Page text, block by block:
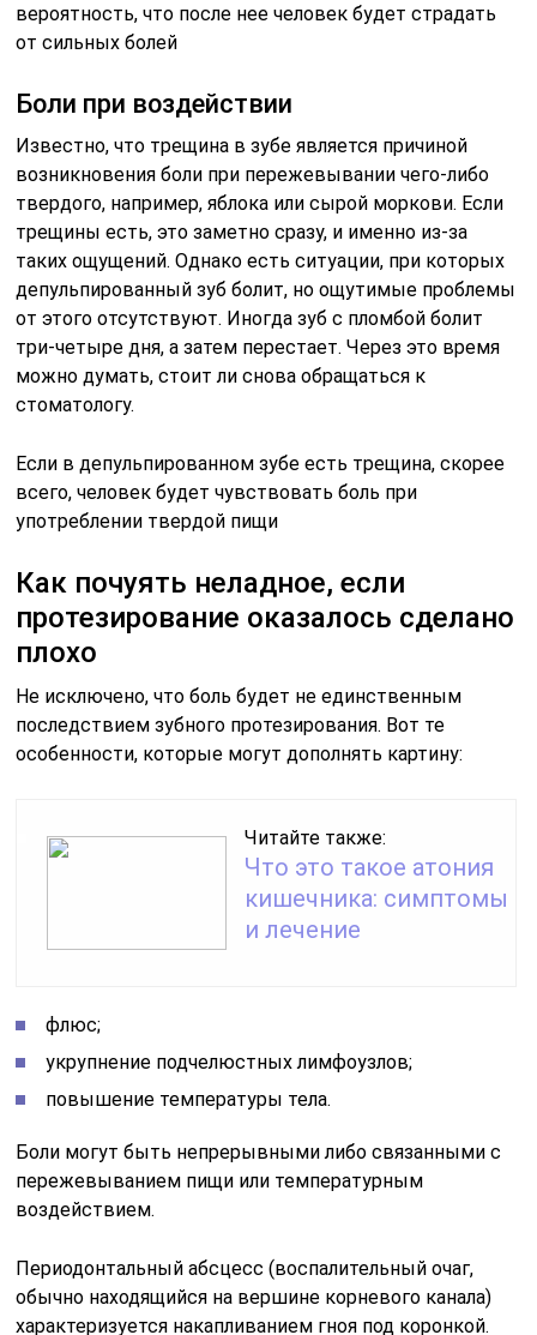
вероятность, что после нее человек будет страдать
от сильных болей
Боли при воздействии
Известно, что трещина в зубе является причиной
возникновения боли при пережевывании чего-либо
твердого, например, яблока или сырой моркови. Если
трещины есть, это заметно сразу, и именно из-за
таких ощущений. Однако есть ситуации, при которых
депульпированный зуб болит, но ощутимые проблемы
от этого отсутствуют. Иногда зуб с пломбой болит
три-четыре дня, а затем перестает. Через это время
можно думать, стоит ли снова обращаться к
стоматологу.
Если в депульпированном зубе есть трещина, скорее
всего, человек будет чувствовать боль при
употреблении твердой пищи
Как почуять неладное, если
протезирование оказалось сделано
плохо
Не исключено, что боль будет не единственным
последствием зубного протезирования. Вот те
особенности, которые могут дополнять картину:
Читайте также:
Что это такое атония
кишечника: симптомы
и лечение
флюс;
укрупнение подчелюстных лимфоузлов;
повышение температуры тела.
Боли могут быть непрерывными либо связанными с
пережевыванием пищи или температурным
воздействием.
Периодонтальный абсцесс (воспалительный очаг,
обычно находящийся на вершине корневого канала)
характеризуется накапливанием гноя под коронкой.